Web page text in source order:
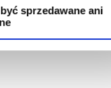
sprzedawane ani